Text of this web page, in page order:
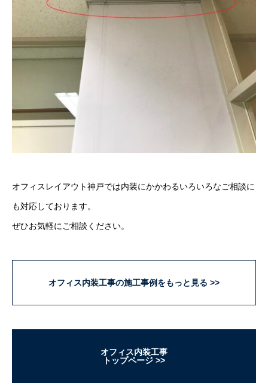
オフィスレイアウト神戸では内装にかかわるいろいろなご相談に
も対応しております。
ぜひお気軽にご相談ください。
オフィス内装工事の施工事例をもっと見る
オフィス内装工事
トップページ